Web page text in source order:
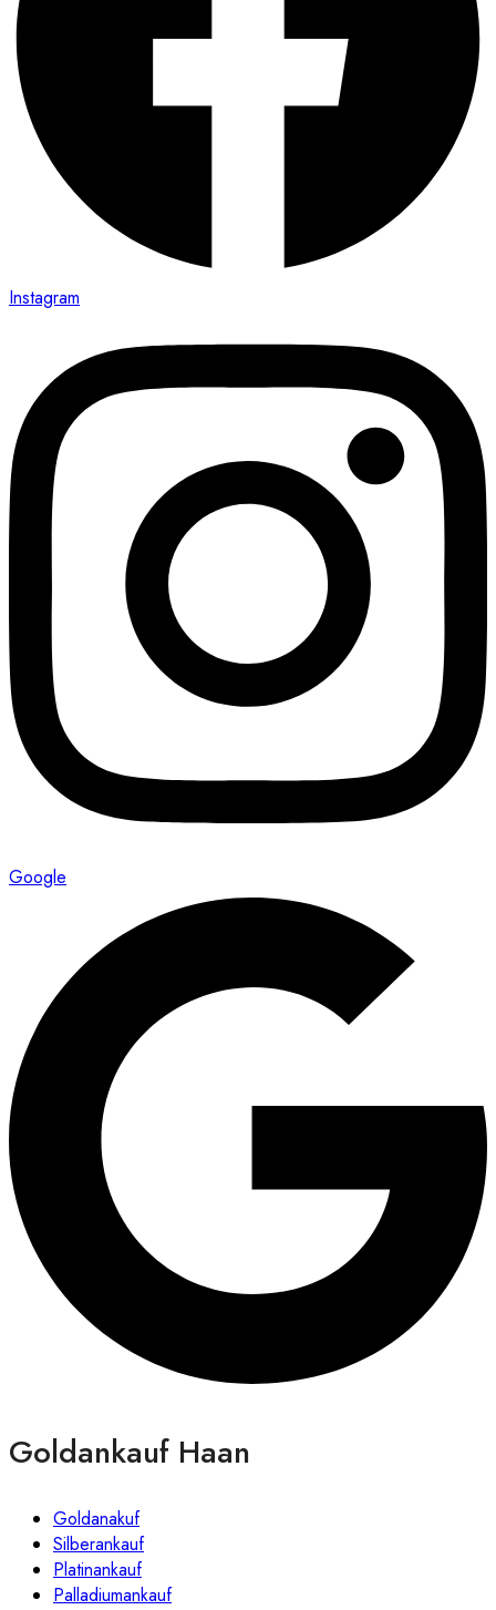
Instagram
Google
Goldankauf Haan
Goldanakuf
Silberankauf
Platinankauf
Palladiumankauf